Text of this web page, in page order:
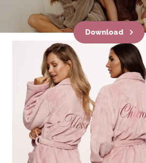
Download